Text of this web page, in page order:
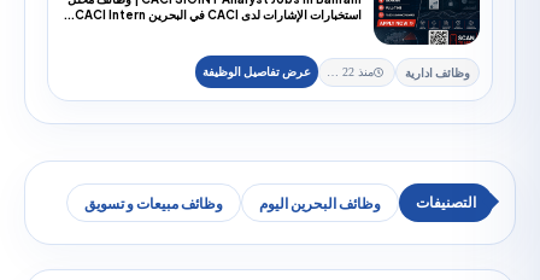
استخبارات الإشارات لدى CACI في البحرين CACI Intern...
منذ 22 يوم
وظائف البحرين اليوم وظائف مبيعات و تسويق